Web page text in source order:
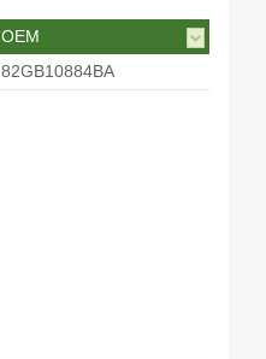
OEM
82GB10884BA